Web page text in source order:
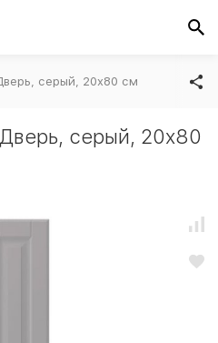
серый, 20x80 см
серый, 20x80